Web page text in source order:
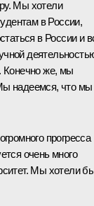
Мы хотели
в России,
в России и
Конечно же, мы
надеемся, что мы
прогресса
очень много
Мы хотели